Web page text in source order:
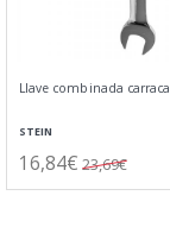
Llave combinada
STEIN
16,84€ 23,69€